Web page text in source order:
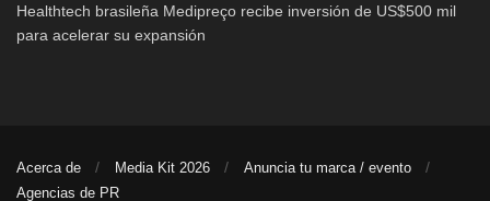
Healthtech brasileña Medipreço recibe inversión de US$500 mil
para acelerar su expansión
Acerca de Media Kit 2026
Anuncia tu marca / evento
Agencias de PR